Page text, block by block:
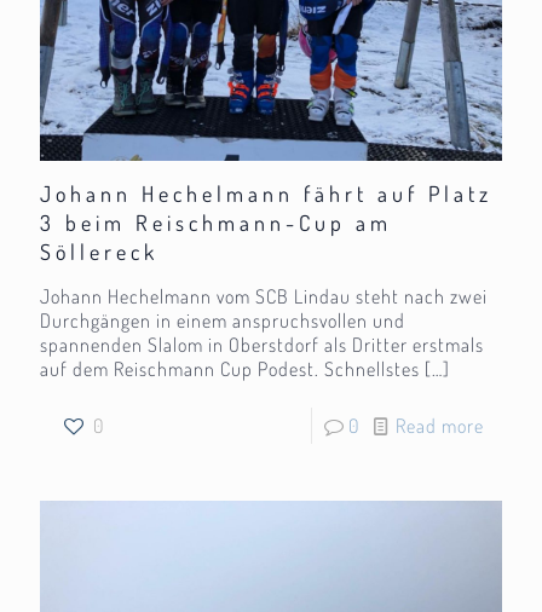
Johann Hechelmann fährt auf Platz
3 beim Reischmann-Cup am
Söllereck
Johann Hechelmann vom SCB Lindau steht nach zwei
Durchgängen in einem anspruchsvollen und
spannenden Slalom in Oberstdorf als Dritter erstmals
auf dem Reischmann Cup Podest. Schnellstes […]
0 0 Read more